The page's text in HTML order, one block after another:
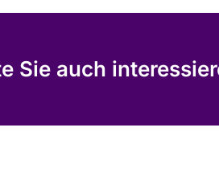
Sie auch